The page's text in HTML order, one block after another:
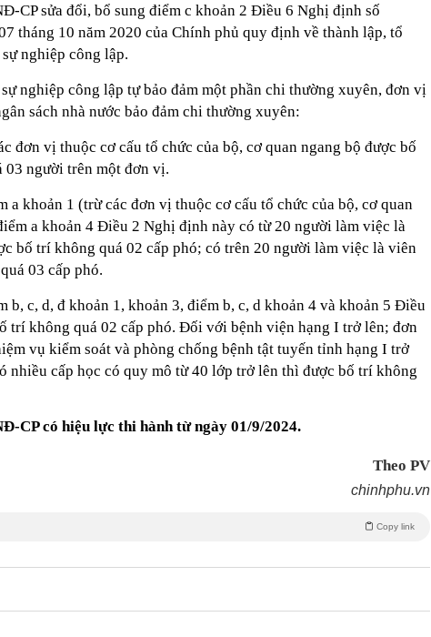
CP sửa đổi, bổ sung điểm c khoản 2 Điều 6 Nghị định số
tháng 10 năm 2020 của Chính phủ quy định về thành lập, tổ
nghiệp công lập.
nghiệp công lập tự bảo đảm một phần chi thường xuyên, đơn vị
sách nhà nước bảo đảm chi thường xuyên:
đơn vị thuộc cơ cấu tổ chức của bộ, cơ quan ngang bộ được bố
người trên một đơn vị.
khoản 1 (trừ các đơn vị thuộc cơ cấu tổ chức của bộ, cơ quan
a khoản 4 Điều 2 Nghị định này có từ 20 người làm việc là
bố trí không quá 02 cấp phó; có trên 20 người làm việc là viên
03 cấp phó.
c, d, đ khoản 1, khoản 3, điểm b, c, d khoản 4 và khoản 5 Điều
trí không quá 02 cấp phó. Đối với bệnh viện hạng I trở lên; đơn
vụ kiểm soát và phòng chống bệnh tật tuyến tỉnh hạng I trở
nhiều cấp học có quy mô từ 40 lớp trở lên thì được bố trí không
CP có hiệu lực thi hành từ ngày 01/9/2024.
Theo PV
chinhphu.vn
Copy link